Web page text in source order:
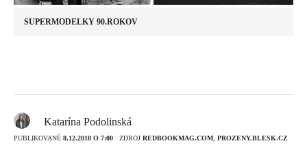
SUPERMODELKY 90.ROKOV
Katarína Podolinská
PUBLIKOVANÉ 8.12.2018 O 7:00 · ZDROJ REDBOOKMAG.COM, PROZENY.BLESK.CZ